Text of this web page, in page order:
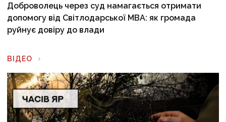
Доброволець через суд намагається отримати
допомогу від Світлодарської МВА: як громада
руйнує довіру до влади
ВІДЕО